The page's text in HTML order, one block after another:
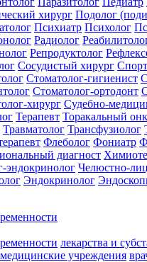
хирург Подолог
Психиатр Психолог
Радиолог
Репродуктолог
Сосудистый хирург
Стоматолог-гигиенист
Стоматолог-ортодонт
хирург Судебно-
Терапевт Торакальный
Травматолог Трансфузиолог
Флеболог Фониатр
диагност
эндокринолог Челюстно-
Эндокринолог
лекарства и
медицинские учреждения